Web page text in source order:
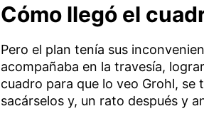
Cómo llegó el
Pero el plan tenía sus
acompañaba en la travesía,
cuadro para que lo veo Grohl,
sacárselos y, un rato después y